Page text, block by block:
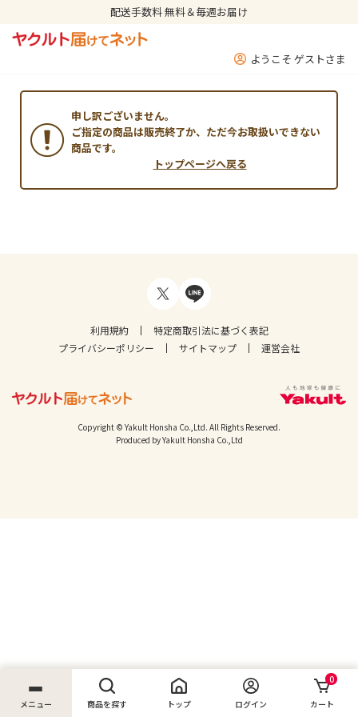
配送手数料 無料＆毎週お届け
ようこそ ゲストさま
メニュー 商品を探す トップ ログイン
0
カート
申し訳ございません。
ご指定の商品は販売終了か、ただ今お取扱いできない
商品です。
トップページへ戻る
利用規約
特定商取引法に基づく表記
プライバシーポリシー
サイトマップ 運営会社
Copyright © Yakult Honsha Co.,Ltd. All Rights Reserved.
Produced by Yakult Honsha Co.,Ltd